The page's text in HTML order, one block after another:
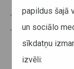
tīkla
maršrutu
papildus šajā
un sociālo
sīkdatņu
izvēli: